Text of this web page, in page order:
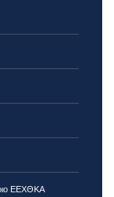
ΕΕΧΘΚΑ